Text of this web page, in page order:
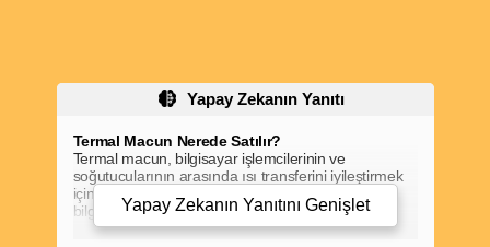
Yapay Zekanın Yanıtı
Termal Macun Nerede Satılır?
Termal macun, bilgisayar işlemcilerinin ve
soğutucularının arasında ısı transferini iyileştirmek
için kullanılan bir malzemedir. Termal macun,
bilgisayar mağazalarından, elektronik
mağazalarından ve çevrimiçi perakendecilerden
Yapay Zekanın Yanıtını Genişlet